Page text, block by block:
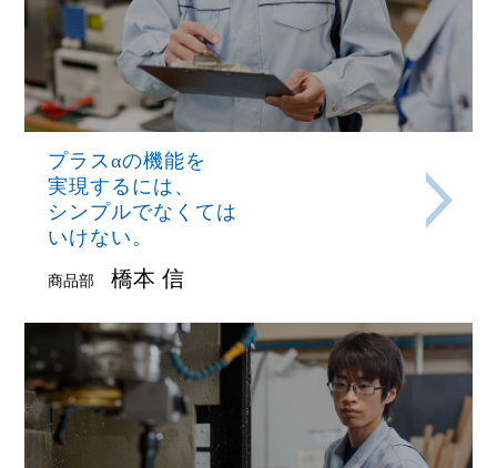
プラスαの機能を
実現するには、
シンプルでなくては
いけない。
商品部 橋本 信